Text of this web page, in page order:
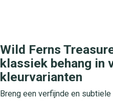
Wild Ferns
klassiek behang in
kleurvarianten
Breng een verfijnde en